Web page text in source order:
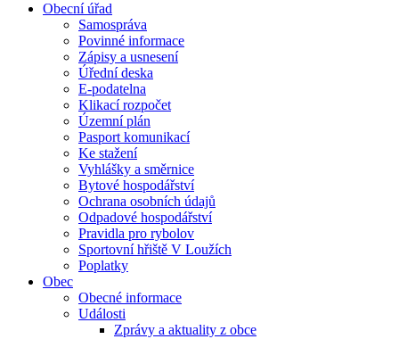
Obecní úřad
Samospráva
Povinné informace
Zápisy a usnesení
Úřední deska
E-podatelna
Klikací rozpočet
Územní plán
Pasport komunikací
Ke stažení
Vyhlášky a směrnice
Bytové hospodářství
Ochrana osobních údajů
Odpadové hospodářství
Pravidla pro rybolov
Sportovní hřiště V Loužích
Poplatky
Obec
Obecné informace
Události
Zprávy a aktuality z obce